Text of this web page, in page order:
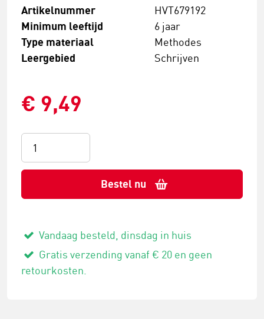
Artikelnummer HVT679192
Minimum leeftijd 6 jaar
Type materiaal Methodes
Leergebied Schrijven
€ 9,49
Bestel nu
Vandaag besteld, dinsdag in huis
Gratis verzending vanaf € 20 en geen
retourkosten.